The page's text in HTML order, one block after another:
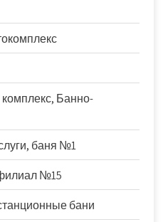
Банно-
баня №1
№15
бани